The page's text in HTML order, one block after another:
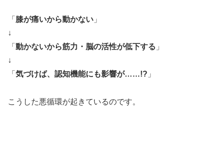
「 膝が痛いから動かない 」
↓
「 動かないから筋力・脳の活性が低下する 」
↓
「 気づけば、認知機能にも影響が……!? 」
こうした悪循環が起きているのです。